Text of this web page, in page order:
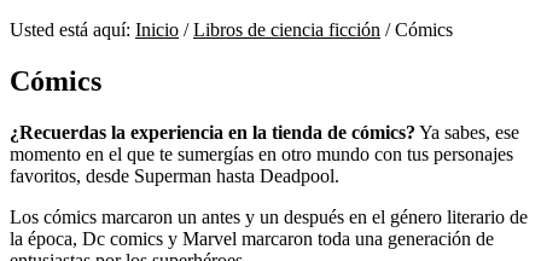
Usted está aquí: Inicio / Libros de ciencia ficción /Cómics
Cómics
¿Recuerdas la experiencia en la tienda de cómics? Ya sabes, ese
momento en el que te sumergías en otro mundo con tus personajes
favoritos, desde Superman hasta Deadpool.
Los cómics marcaron un antes y un después en el género literario de
la época, Dc comics y Marvel marcaron toda una generación de